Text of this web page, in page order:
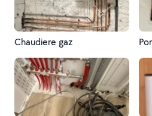
Chaudiere gaz